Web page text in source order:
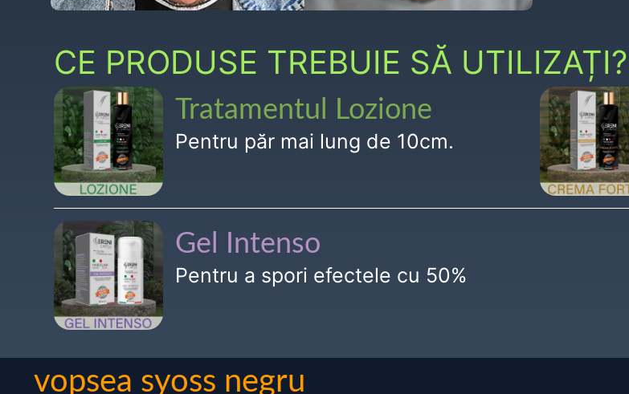
CE PRODUSE TREBUIE SĂ UTILIZAȚI?
Tratamentul Lozione
Pentru păr mai lung de 10cm.
Gel Intenso
Pentru a spori efectele cu 50%
vopsea syoss negru